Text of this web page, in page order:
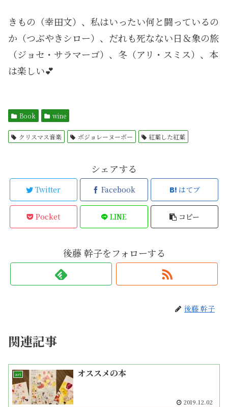
きもの（幸田文）、私はいったい何と闘っているの
か（つぶやきシロー）、だれも死なない日＆象の旅
（ジョセ・サラマーゴ）、冬（アリ・スミス）、本
は楽しい💕
Book wine
クリスマス音楽 ボジョレーヌーボー 紅葉した紅葉
シェアする
Twitter Facebook はてブ
Pocket LINE コピー
後藤 幹子をフォローする
後藤 幹子
関連記事
art オススメの本
2019.12.02